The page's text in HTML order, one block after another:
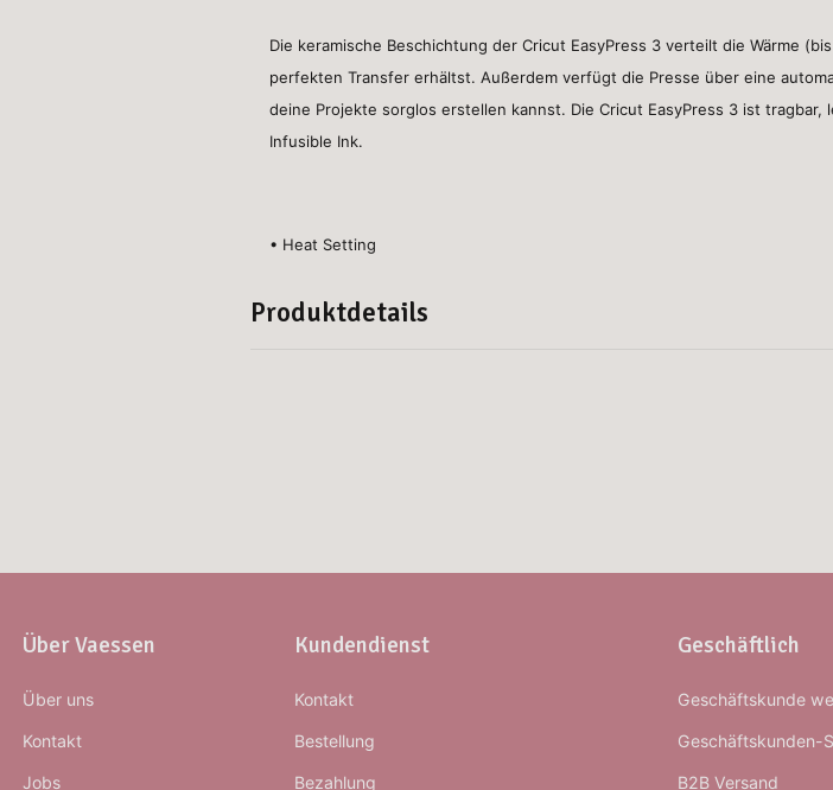
Die keramische Beschichtung der Cricut EasyPress 3 verteilt die Wärme
perfekten Transfer erhältst. Außerdem verfügt die Presse über eine
deine Projekte sorglos erstellen kannst. Die Cricut EasyPress 3 ist
Infusible Ink.
• Heat Setting
Produktdetails
Über Vaessen
Über uns
Kontakt
Jobs
Kundendienst
Kontakt
Bestellung
Bezahlung
Geschäftlich
Geschäftskunde
Geschäftskunden-
B2B Versand